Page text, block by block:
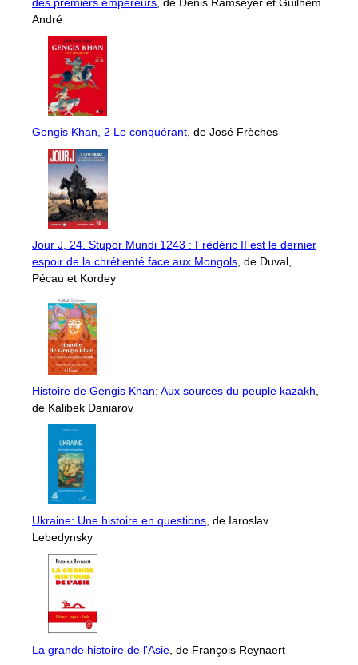
André
Gengis Khan, 2 Le conquérant , de José Frèches
Jour J, 24. Stupor Mundi 1243 : Frédéric II est le dernier
espoir de la chrétienté face aux Mongols , de Duval,
Pécau et Kordey
Histoire de Gengis Khan: Aux sources du peuple kazakh
de Kalibek Daniarov
Ukraine: Une histoire en questions , de Iaroslav
Lebedynsky
La grande histoire de l'Asie , de François Reynaert